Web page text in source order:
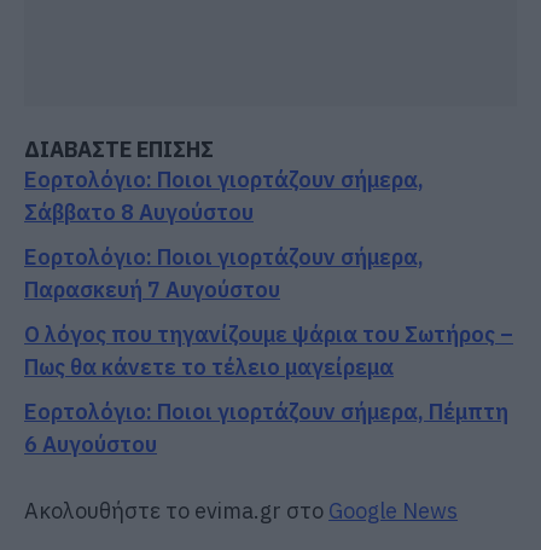
ΔΙΑΒΑΣΤΕ ΕΠΙΣΗΣ
Εορτολόγιο: Ποιοι γιορτάζουν σήμερα,
Σάββατο 8 Αυγούστου
Εορτολόγιο: Ποιοι γιορτάζουν σήμερα,
Παρασκευή 7 Αυγούστου
Ο λόγος που τηγανίζουμε ψάρια του Σωτήρος –
Πως θα κάνετε το τέλειο μαγείρεμα
Εορτολόγιο: Ποιοι γιορτάζουν σήμερα, Πέμπτη
6 Αυγούστου
Ακολουθήστε το evima.gr στο Google News